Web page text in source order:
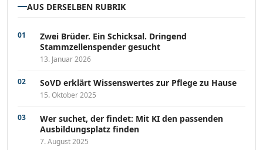
AUS DERSELBEN RUBRIK
Zwei Brüder. Ein Schicksal. Dringend
Stammzellenspender gesucht
13. Januar 2026
SoVD erklärt Wissenswertes zur Pflege zu Hause
15. Oktober 2025
Wer suchet, der findet: Mit KI den passenden
Ausbildungsplatz finden
7. August 2025